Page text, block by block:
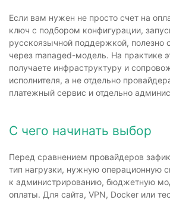
Если вам нужен не просто счет на
ключ с подбором конфигурации,
русскоязычной поддержкой, полезно
через managed-модель. На практике
получаете инфраструктуру и
исполнителя, а не отдельно
платежный сервис и отдельно
С чего начинать выбор
Перед сравнением провайдеров
тип нагрузки, нужную операционную
к администрированию, бюджетную
оплаты. Для сайта, VPN, Docker или